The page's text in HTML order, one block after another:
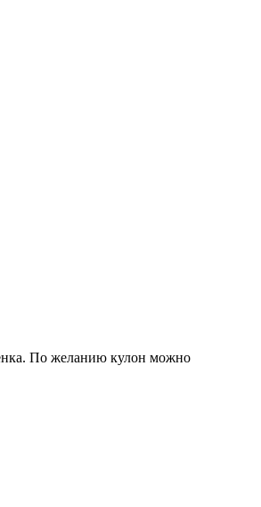
По желанию кулон можно